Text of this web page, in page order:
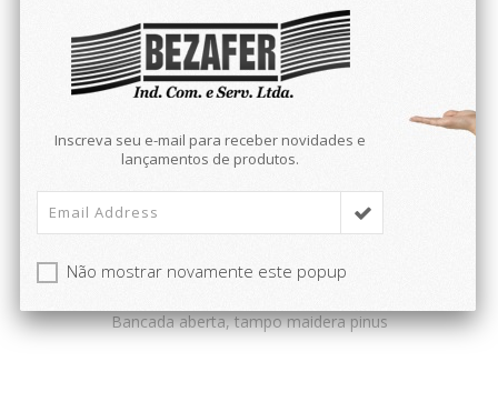
Bancada aberta, tampo maidera pinus
Inscreva seu e-mail para receber novidades e
lançamentos de produtos.
Não mostrar novamente este popup